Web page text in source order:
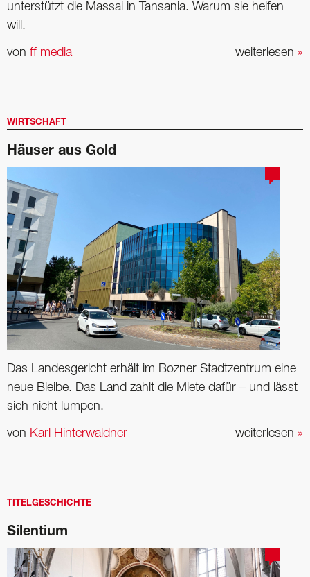
unterstützt die Massai in Tansania. Warum sie helfen
will.
weiterlesen »
von ff media
WIRTSCHAFT
Häuser aus Gold
Das Landesgericht erhält im Bozner Stadtzentrum eine
neue Bleibe. Das Land zahlt die Miete dafür – und lässt
sich nicht lumpen.
weiterlesen »
von Karl Hinterwaldner
TITELGESCHICHTE
Silentium